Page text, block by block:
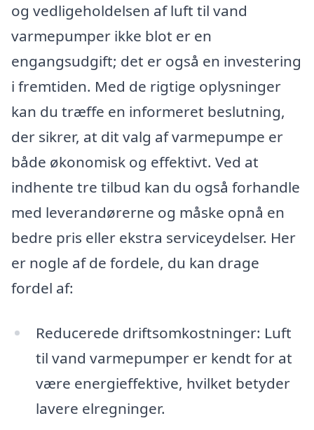
og vedligeholdelsen af luft til vand
varmepumper ikke blot er en
engangsudgift; det er også en investering
i fremtiden. Med de rigtige oplysninger
kan du træffe en informeret beslutning,
der sikrer, at dit valg af varmepumpe er
både økonomisk og effektivt. Ved at
indhente tre tilbud kan du også forhandle
med leverandørerne og måske opnå en
bedre pris eller ekstra serviceydelser. Her
er nogle af de fordele, du kan drage
fordel af:
Reducerede driftsomkostninger: Luft
til vand varmepumper er kendt for at
være energieffektive, hvilket betyder
lavere elregninger.